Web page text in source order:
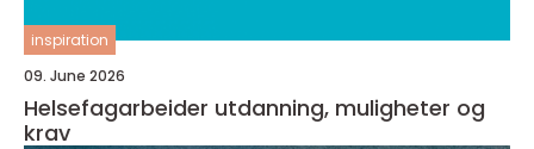
inspiration
09. June 2026
Helsefagarbeider utdanning, muligheter og
krav